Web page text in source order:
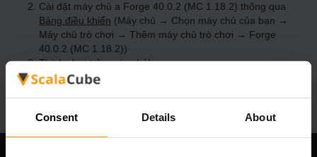
Consent Details About
Cài đặt máy chủ a Forge 40.0.2 (MC 1.18.2) thông qua
Bảng điều khiển (Máy chủ → Chọn máy chủ của bạn →
Máy chủ trò chơi → Thêm máy chủ trò chơi → Forge
40.0.2 (MC 1.18.2))
Thích chơi trên máy chủ!